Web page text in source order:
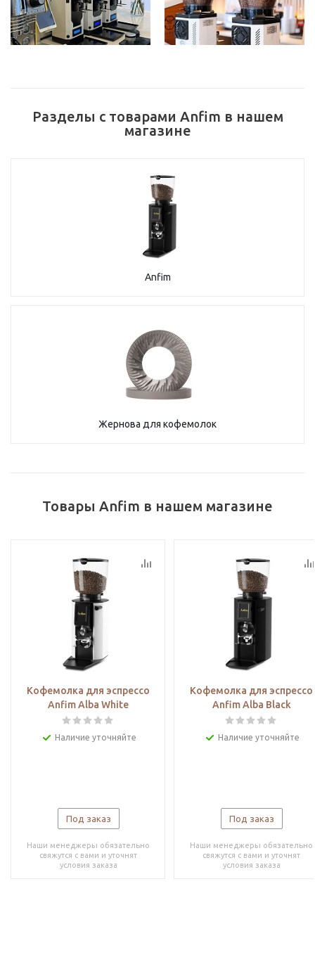
Разделы с товарами Anfim в нашем
магазине
Anfim
Жернова для кофемолок
Товары Anfim в нашем магазине
Кофемолка для эспрессо
Anfim Alba White
Наличие уточняйте
Под заказ
Наши менеджеры обязательно
свяжутся с вами и уточнят
условия заказа
Кофемолка для эспрессо
Anfim Alba Black
Наличие уточняйте
Под заказ
Наши менеджеры обязательно
свяжутся с вами и уточнят
условия заказа